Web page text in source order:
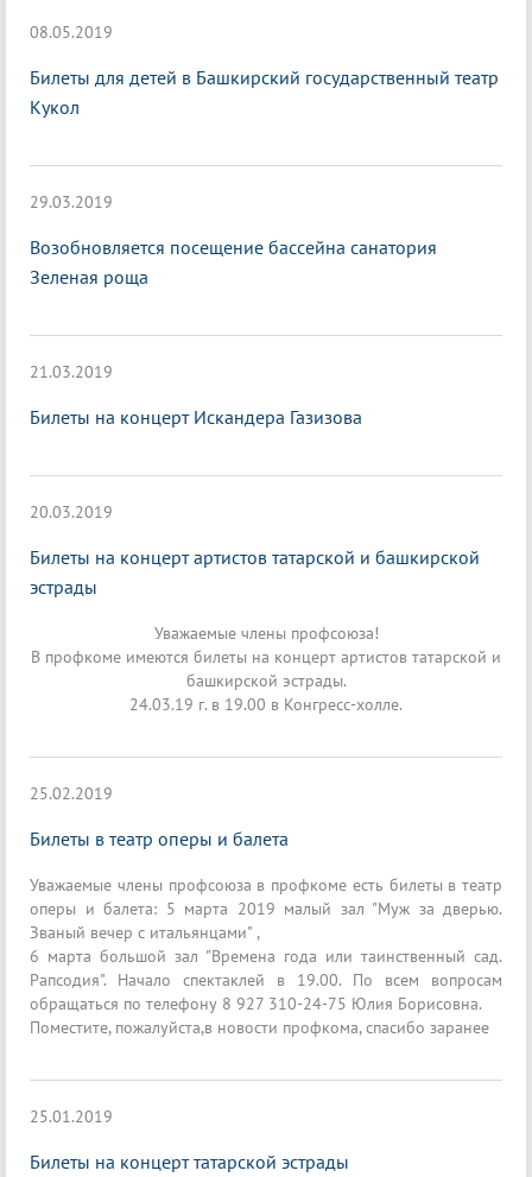
08.05.2019
Билеты для детей в Башкирский государственный театр
Кукол
29.03.2019
Возобновляется посещение бассейна санатория
Зеленая роща
21.03.2019
Билеты на концерт Искандера Газизова
20.03.2019
Билеты на концерт артистов татарской и башкирской
эстрады
Уважаемые члены профсоюза!
В профкоме имеются билеты на концерт артистов татарской и
башкирской эстрады.
24.03.19 г. в 19.00 в Конгресс-холле.
25.02.2019
Билеты в театр оперы и балета
Уважаемые члены профсоюза в профкоме есть билеты в театр
оперы и балета: 5 марта 2019 малый зал "Муж за дверью.
Званый вечер с итальянцами" ,
6 марта большой зал "Времена года или таинственный сад.
Рапсодия". Начало спектаклей в 19.00. По всем вопросам
обращаться по телефону 8 927 310-24-75 Юлия Борисовна.
Поместите, пожалуйста,в новости профкома, спасибо заранее
25.01.2019
Билеты на концерт татарской эстрады